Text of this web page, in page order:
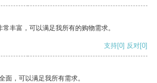
丰富，可以满足我所有的购物需求。
支持[0] 反对[0]
面，可以满足我所有需求。